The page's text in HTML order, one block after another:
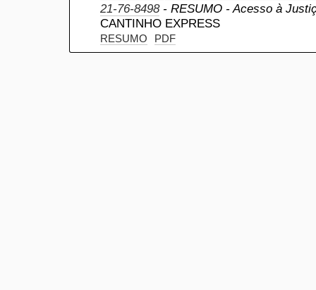
21-76-8498- RESUMO - Acesso à
CANTINHO EXPRESS
RESUMO PDF